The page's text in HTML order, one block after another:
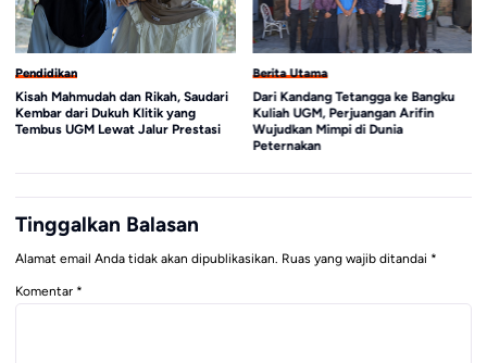
Berita Utama
Dari Kandang Tetangga ke Bangku
Kuliah UGM, Perjuangan Arifin
Wujudkan Mimpi di Dunia
Pendidikan
Dekan Fapet UGM Sambangi
Penerima Bantuan UKT, Tegaskan
Komitmen Pendidikan Inklusif
Tinggalkan Balasan
Alamat email Anda tidak akan dipublikasikan. Ruas yang wajib ditandai *
Komentar *